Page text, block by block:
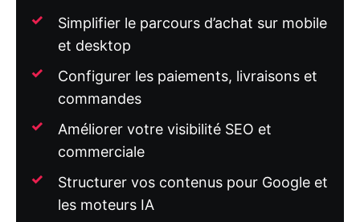
Simplifier le parcours d’achat sur mobile
et desktop
Configurer les paiements, livraisons et
commandes
Améliorer votre visibilité SEO et
commerciale
Structurer vos contenus pour Google et
les moteurs IA